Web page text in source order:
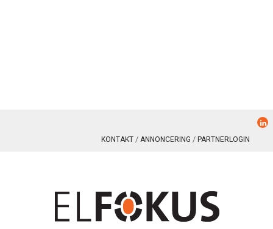
KONTAKT ANNONCERING PARTNERLOGIN